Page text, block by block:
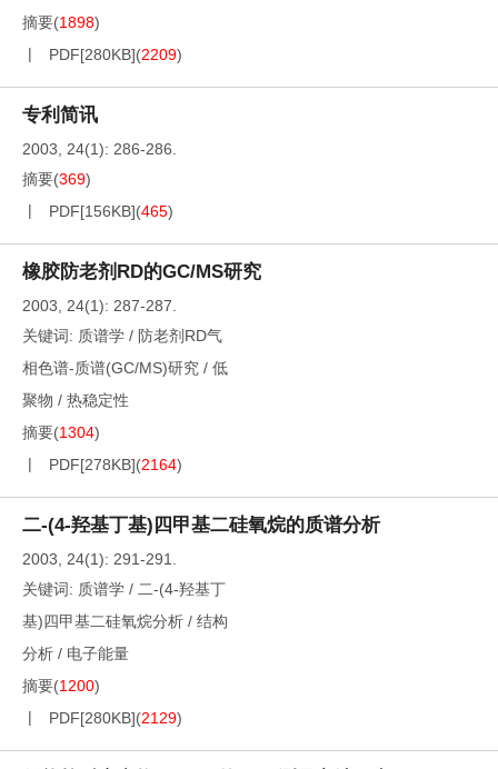
摘要(1898)
PDF[280KB](2209)
专利简讯
2003, 24(1): 286-286.
摘要(369)
PDF[156KB](465)
橡胶防老剂RD的GC/MS研究
2003, 24(1): 287-287.
关键词: 质谱学 / 防老剂RD气
相色谱-质谱(GC/MS)研究 / 低
聚物 / 热稳定性
摘要(1304)
PDF[278KB](2164)
二-(4-羟基丁基)四甲基二硅氧烷的质谱分析
2003, 24(1): 291-291.
关键词: 质谱学 / 二-(4-羟基丁
基)四甲基二硅氧烷分析 / 结构
分析 / 电子能量
摘要(1200)
PDF[280KB](2129)